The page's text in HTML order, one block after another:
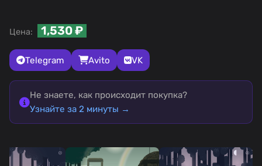
Цена: 1,530 ₽
Telegram Avito VK
Не знаете, как происходит покупка?
Узнайте за 2 минуты →